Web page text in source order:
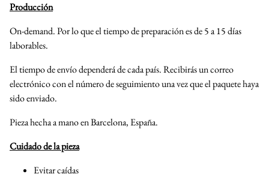
Producción
On-demand. Por lo que el tiempo de preparación es de 5 a 15 días
laborables.
El tiempo de envío dependerá de cada país. Recibirás un correo
electrónico con el número de seguimiento una vez que el paquete haya
sido enviado.
Pieza hecha a mano en Barcelona, España.
Cuidado de la pieza
Evitar caídas